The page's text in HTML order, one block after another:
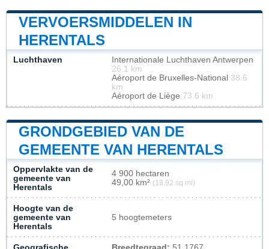
VERVOERSMIDDELEN IN
HERENTALS
Luchthaven
Internationale Luchthaven Antwerpen
26.1 km
Aéroport de Bruxelles-National 38.6
km
Aéroport de Liège 73.6 km
GRONDGEBIED VAN DE
GEMEENTE VAN HERENTALS
Oppervlakte van de
gemeente van
Herentals
4 900 hectaren
49,00 km² (18,92 sq mi)
Hoogte van de
gemeente van
Herentals
5 hoogtemeters